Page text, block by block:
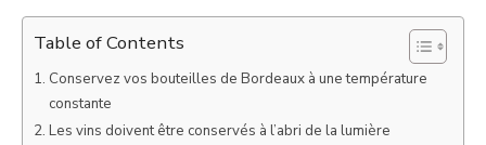
Table of Contents
Conservez vos bouteilles de Bordeaux à une température
constante
Les vins doivent être conservés à l’abri de la lumière